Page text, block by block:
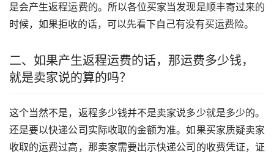
是会产生返程运费的。所以各位买家当发现是顺丰寄过来的
时候，如果拒收的话，可以先看下自己有没有买运费险。
二、如果产生返程运费的话，那运费多少钱，
就是卖家说的算的吗？
这个当然不是，返程多少钱并不是卖家说多少就是多少的。
还是要以快递公司实际收取的金额为准。如果买家质疑卖家
收取的运费过高，那卖家需要出示快递公司的收费凭证，证